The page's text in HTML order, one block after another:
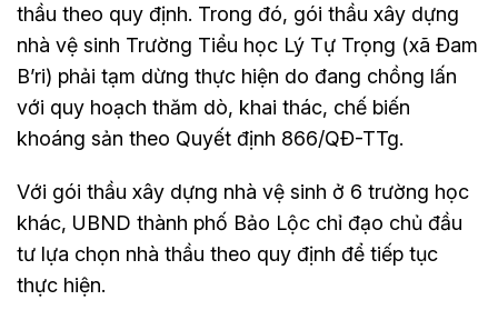
thầu theo quy định. Trong đó, gói thầu xây dựng
nhà vệ sinh Trường Tiểu học Lý Tự Trọng (xã Đam
B’ri) phải tạm dừng thực hiện do đang chồng lấn
với quy hoạch thăm dò, khai thác, chế biến
khoáng sản theo Quyết định 866/QĐ-TTg.
Với gói thầu xây dựng nhà vệ sinh ở 6 trường học
khác, UBND thành phố Bảo Lộc chỉ đạo chủ đầu
tư lựa chọn nhà thầu theo quy định để tiếp tục
thực hiện.